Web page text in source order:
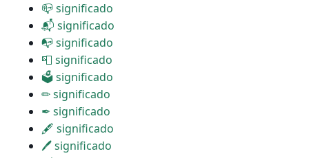
📪 significado
📬 significado
📭 significado
📮 significado
🗳 significado
✏ significado
✒ significado
🖋 significado
🖊 significado